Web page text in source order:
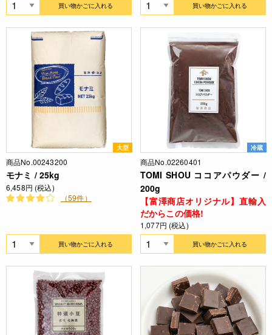
買い物かごに入れる 買い物かごに入れる
大型
商品No.00243200
モナミ / 25kg
6,458円 (税込)
（59件）
買い物かごに入れる
冷蔵
商品No.02260401
TOMI SHOU ココアパウダー /
200g
【富澤商店オリジナル】直輸入
だからこの価格!
1,077円 (税込)
買い物かごに入れる